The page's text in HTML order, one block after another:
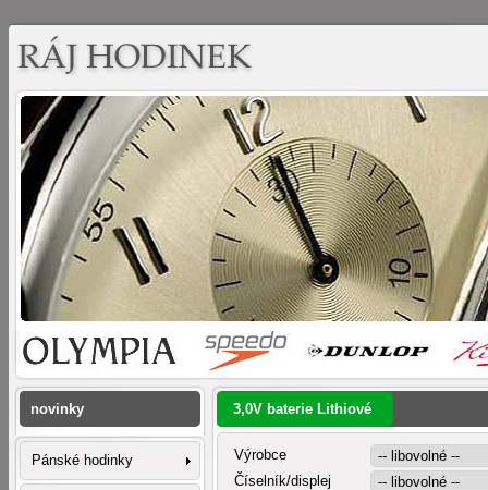
3,0V baterie Lithiové
Výrobce
Číselník/displej
novinky
Pánské hodinky